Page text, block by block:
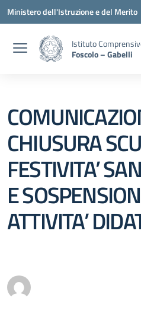
Vai ai contenuti
Vai al menu di navigazione
Vai al footer
Ministero dell'Istruzione e del Merito
Istituto
Foscolo – Gabelli
CHIUSURA
FESTIVITA’
E
ATTIVITA’